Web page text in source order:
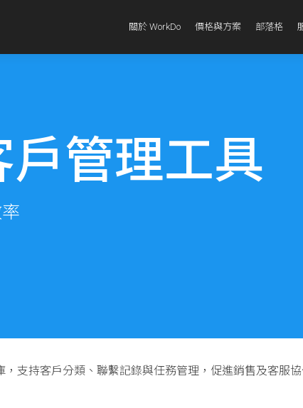
關於 WorkDo 價格與方案 部落格
管理工具
支持客戶分類、聯繫記錄與任務管理，促進銷售及客服